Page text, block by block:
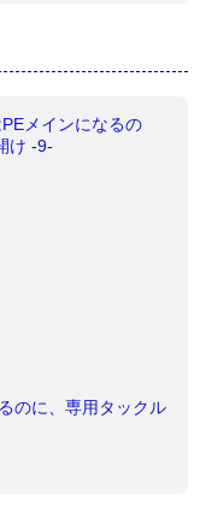
メインになるの
け -9-
のに、専用タックル